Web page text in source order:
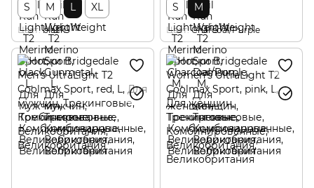
S M L XL
Цвет black
S M
Цвет Charcoal/Purple